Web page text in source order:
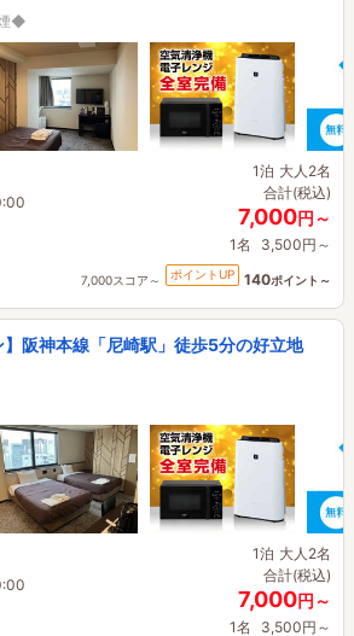
◆
1泊 大人2名
合計(税込)
7,000円～
1名 3,500円～
7,000スコア～ ポイントUP 140ポイント～
】阪神本線「尼崎駅」徒歩5分の好立地
1泊 大人2名
合計(税込)
7,000円～
1名 3,500円～